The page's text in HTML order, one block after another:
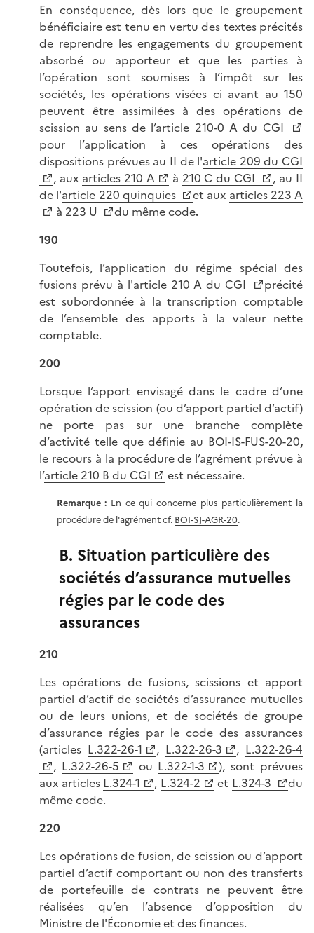
En conséquence, dès lors que le groupement
bénéficiaire est tenu en vertu des textes précités
de reprendre les engagements du groupement
absorbé ou apporteur et que les parties à
l’opération sont soumises à l’impôt sur les
sociétés, les opérations visées ci avant au 150
peuvent être assimilées à des opérations de
scission au sens de l’article 210-0 A du CGI
pour l’application à ces opérations des
dispositions prévues au II de l'article 209 du CGI
, aux articles 210 A à 210 C du CGI
, au II
de l'article 220 quinquies et aux articles 223 A
à 223 U du même code.
190
Toutefois, l’application du régime spécial des
fusions prévu à l'article 210 A du CGI
précité
est subordonnée à la transcription comptable
de l’ensemble des apports à la valeur nette
comptable.
200
Lorsque l’apport envisagé dans le cadre d’une
opération de scission (ou d’apport partiel d’actif)
ne porte pas sur une branche complète
d’activité telle que définie au BOI-IS-FUS-20-20,
le recours à la procédure de l’agrément prévue à
l’article 210 B du CGI est nécessaire.
Remarque : En ce qui concerne plus particulièrement la
procédure de l'agrément cf. BOI-SJ-AGR-20.
B. Situation particulière des
sociétés d’assurance mutuelles
régies par le code des
assurances
210
Les opérations de fusions, scissions et apport
partiel d’actif de sociétés d’assurance mutuelles
ou de leurs unions, et de sociétés de groupe
d’assurance régies par le code des assurances
(articles L.322-26-1 , L.322-26-3 , L.322-26-4
, L.322-26-5 ou L.322-1-3
), sont prévues
aux articles L.324-1 , L.324-2 et L.324-3
du
même code.
220
Les opérations de fusion, de scission ou d’apport
partiel d’actif comportant ou non des transferts
de portefeuille de contrats ne peuvent être
réalisées qu’en l’absence d’opposition du
Ministre de l'Économie et des finances.